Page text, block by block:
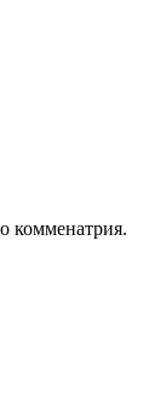
комменатрия.